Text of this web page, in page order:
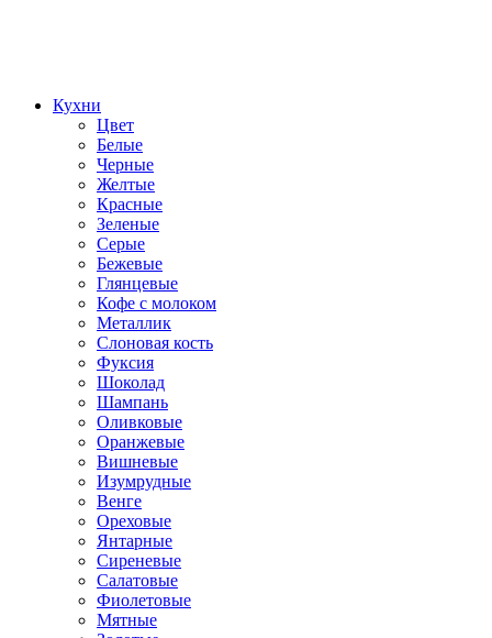
Кухни
Цвет
Белые
Черные
Желтые
Красные
Зеленые
Серые
Бежевые
Глянцевые
Кофе с молоком
Металлик
Слоновая кость
Фуксия
Шоколад
Шампань
Оливковые
Оранжевые
Вишневые
Изумрудные
Венге
Ореховые
Янтарные
Сиреневые
Салатовые
Фиолетовые
Мятные